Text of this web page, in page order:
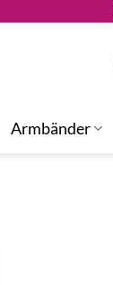
Armbänder